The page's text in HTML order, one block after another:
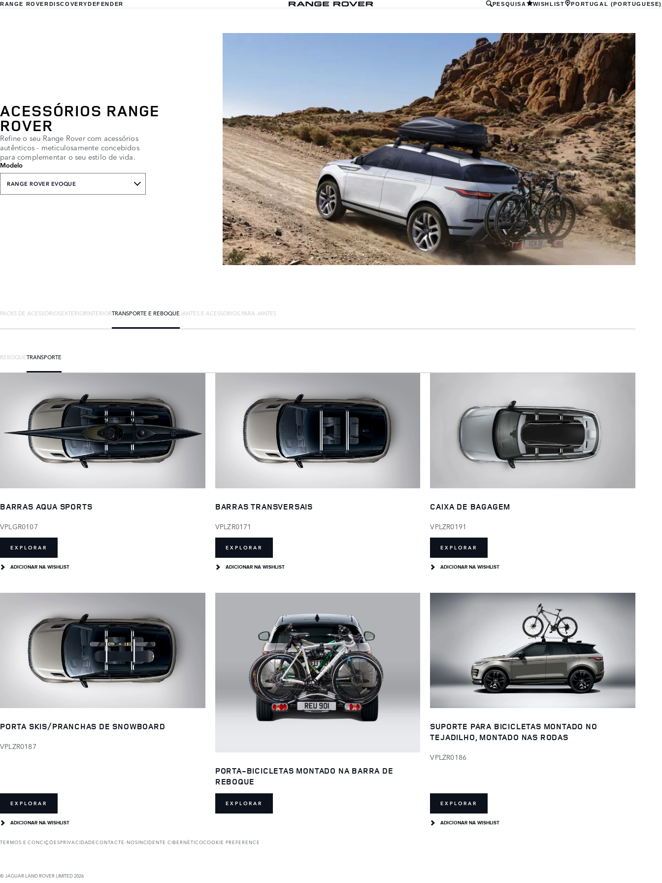
RANGE ROVERDISCOVERYDEFENDER PESQUISA WISHLIST PORTUGAL (PORTUGUESE)
ACESSÓRIOS RANGE
ROVER
Refine o seu Range Rover com acessórios
autênticos - meticulosamente concebidos
para complementar o seu estilo de vida.
Modelo
RANGE ROVER EVOQUE
PACKS DE ACESSÓRIOSEXTERIORINTERIORTRANSPORTE E REBOQUEJANTES E ACESSÓRIOS PARA JANTES
REBOQUETRANSPORTE
BARRAS AQUA SPORTS
VPLGR0107
EXPLORAR
ADICIONAR NA WISHLIST
BARRAS TRANSVERSAIS
VPLZR0171
EXPLORAR
ADICIONAR NA WISHLIST
CAIXA DE BAGAGEM
VPLZR0191
EXPLORAR
ADICIONAR NA WISHLIST
PORTA SKIS/PRANCHAS DE SNOWBOARD
VPLZR0187
EXPLORAR
ADICIONAR NA WISHLIST
PORTA-BICICLETAS MONTADO NA BARRA DE
REBOQUE
EXPLORAR
SUPORTE PARA BICICLETAS MONTADO NO
TEJADILHO, MONTADO NAS RODAS
VPLZR0186
EXPLORAR
ADICIONAR NA WISHLIST
TERMOS E CONCIҪÕESPRIVACIDADECONTACTE-NOSINCIDENTE CIBERNÉTICOCOOKIE PREFERENCE
© JAGUAR LAND ROVER LIMITED 2026